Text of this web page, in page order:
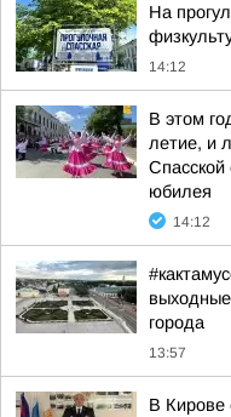
На
14:12
В этом
летие, и
Спасской
юбилея
14:12
города
13:57
В Кирове